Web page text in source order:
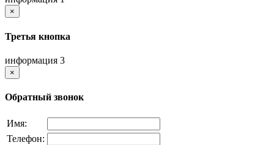
×
Третья кнопка
информация 3
×
Обратный звонок
Имя:
Телефон: